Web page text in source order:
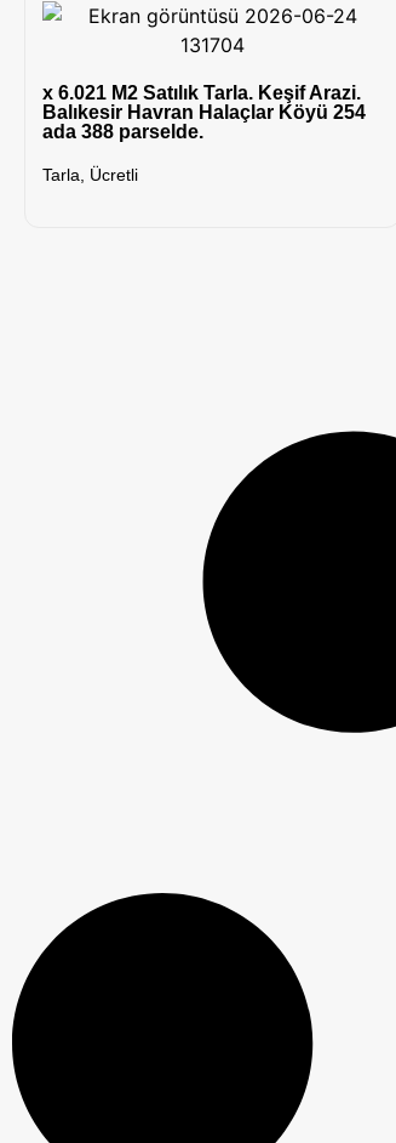
x 6.021 M2 Satılık Tarla. Keşif Arazi.
Balıkesir Havran Halaçlar Köyü 254
ada 388 parselde.
Tarla Ücretli